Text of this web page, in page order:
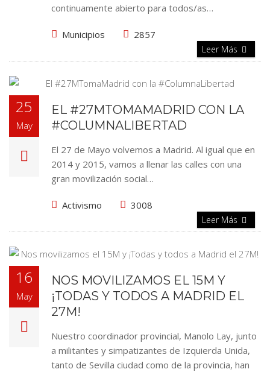
continuamente abierto para todos/as…
Municipios 2857
Leer Más
25
May
EL #27MTOMAMADRID CON LA
#COLUMNALIBERTAD
El 27 de Mayo volvemos a Madrid. Al igual que en
2014 y 2015, vamos a llenar las calles con una
gran movilización social…
Activismo 3008
Leer Más
16
May
NOS MOVILIZAMOS EL 15M Y
¡TODAS Y TODOS A MADRID EL
27M!
Nuestro coordinador provincial, Manolo Lay, junto
a militantes y simpatizantes de Izquierda Unida,
tanto de Sevilla ciudad como de la provincia, han